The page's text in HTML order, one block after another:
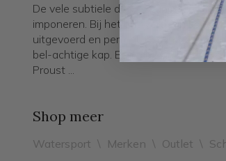
De vele subtiele details van deze
imponeren. Bij het ontwerp zijn
uitgevoerd en perfect. Een
bel-achtige kap. Een mix van
Proust ...
Shop meer
Watersport \ Merken \ Outlet \